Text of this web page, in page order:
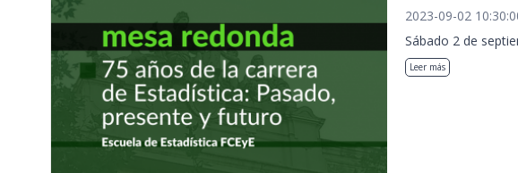
2023-09-02
Sábado 2 de
Leer más